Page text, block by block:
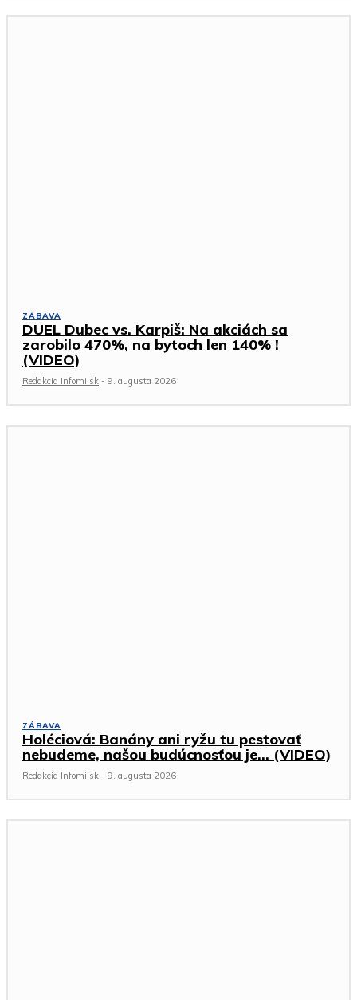
ZÁBAVA
DUEL Dubec vs. Karpiš: Na akciách sa
zarobilo 470%, na bytoch len 140% !
(VIDEO)
Redakcia Infomi.sk - 9. augusta 2026
ZÁBAVA
Holéciová: Banány ani ryžu tu pestovať
nebudeme, našou budúcnosťou je… (VIDEO)
Redakcia Infomi.sk - 9. augusta 2026